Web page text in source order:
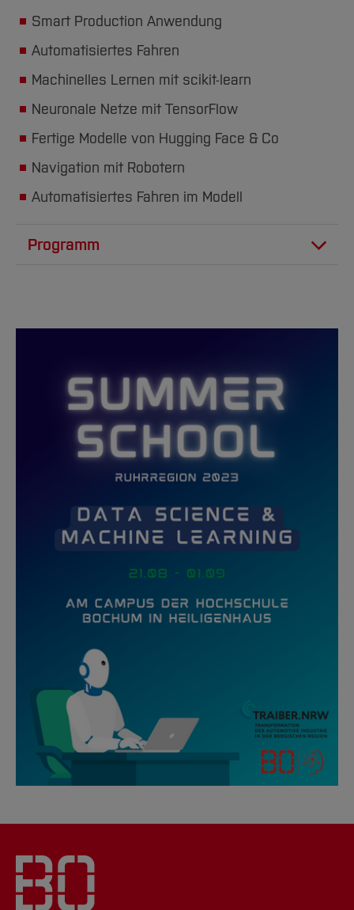
Arbeiten im FB G
Service
Aktuelles
International
Team
Service
BO Shop
Wahlen
Hochschulbibliothek
Hochschulkommunikation
Zentrale Studienberatung
Smart Production Anwendung
Automatisiertes Fahren
Machinelles Lernen mit scikit-learn
Neuronale Netze mit TensorFlow
Fertige Modelle von Hugging Face & Co
Navigation mit Robotern
Automatisiertes Fahren im Modell
Programm